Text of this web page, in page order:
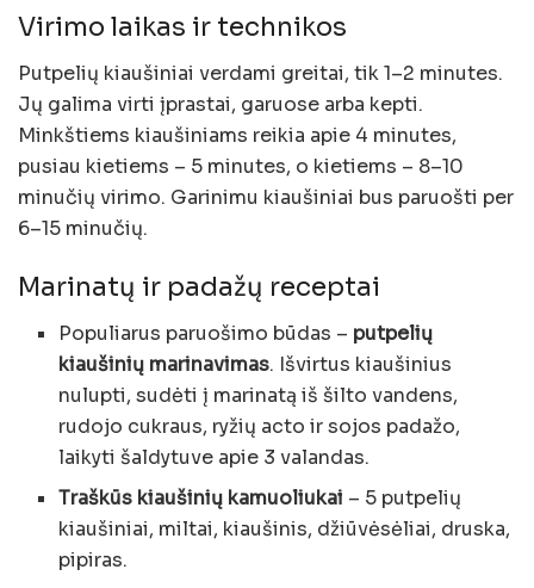
Virimo laikas ir technikos
Putpelių kiaušiniai verdami greitai, tik 1–2 minutes.
Jų galima virti įprastai, garuose arba kepti.
Minkštiems kiaušiniams reikia apie 4 minutes,
pusiau kietiems – 5 minutes, o kietiems – 8–10
minučių virimo. Garinimu kiaušiniai bus paruošti per
6–15 minučių.
Marinatų ir padažų receptai
Populiarus paruošimo būdas – putpelių
kiaušinių marinavimas. Išvirtus kiaušinius
nulupti, sudėti į marinatą iš šilto vandens,
rudojo cukraus, ryžių acto ir sojos padažo,
laikyti šaldytuve apie 3 valandas.
Traškūs kiaušinių kamuoliukai – 5 putpelių
kiaušiniai, miltai, kiaušinis, džiūvėsėliai, druska,
pipiras.